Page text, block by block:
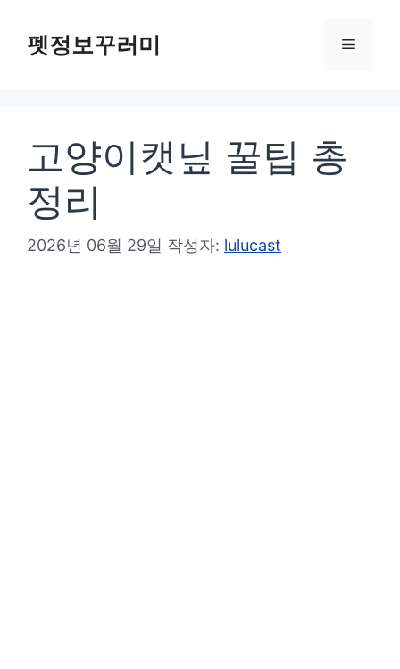
펫정보꾸러미 메
고양이캣닢 꿀팁 총
정리
2026년 06월 29일 작성자: lulucast